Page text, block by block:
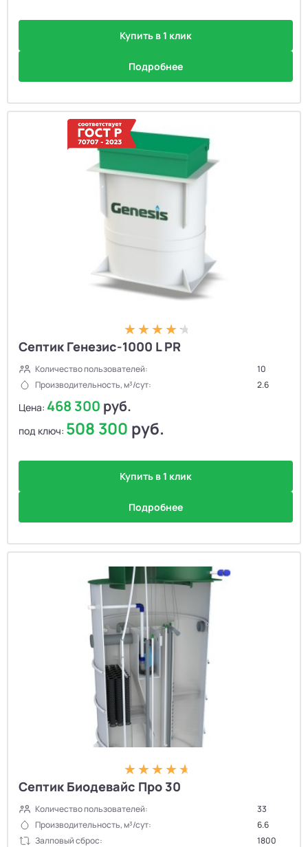
Купить в 1 клик
Подробнее
Септик Генезис-1000 L PR
Количество пользователей:
10
Производительность, м³/сут:
2.6
Цена: 468 300 руб.
под ключ: 508 300 руб.
Купить в 1 клик
Подробнее
Септик Биодевайс Про 30
Количество пользователей:
33
Производительность, м³/сут:
6.6
Залповый сброс:
1800